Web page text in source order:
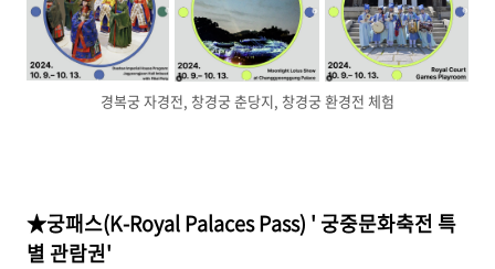
경복궁 자경전, 창경궁 춘당지, 창경궁 환경전 체험
★궁패스(K-Royal Palaces Pass) ' 궁중문화축전 특
별 관람권'